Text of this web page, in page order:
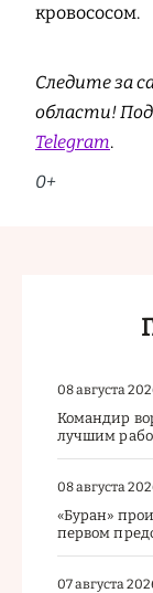
кровососом.
Следите за
области!
Telegram.
0+
08 августа
Командир
лучшим
08 августа
«Буран»
первом
07 августа